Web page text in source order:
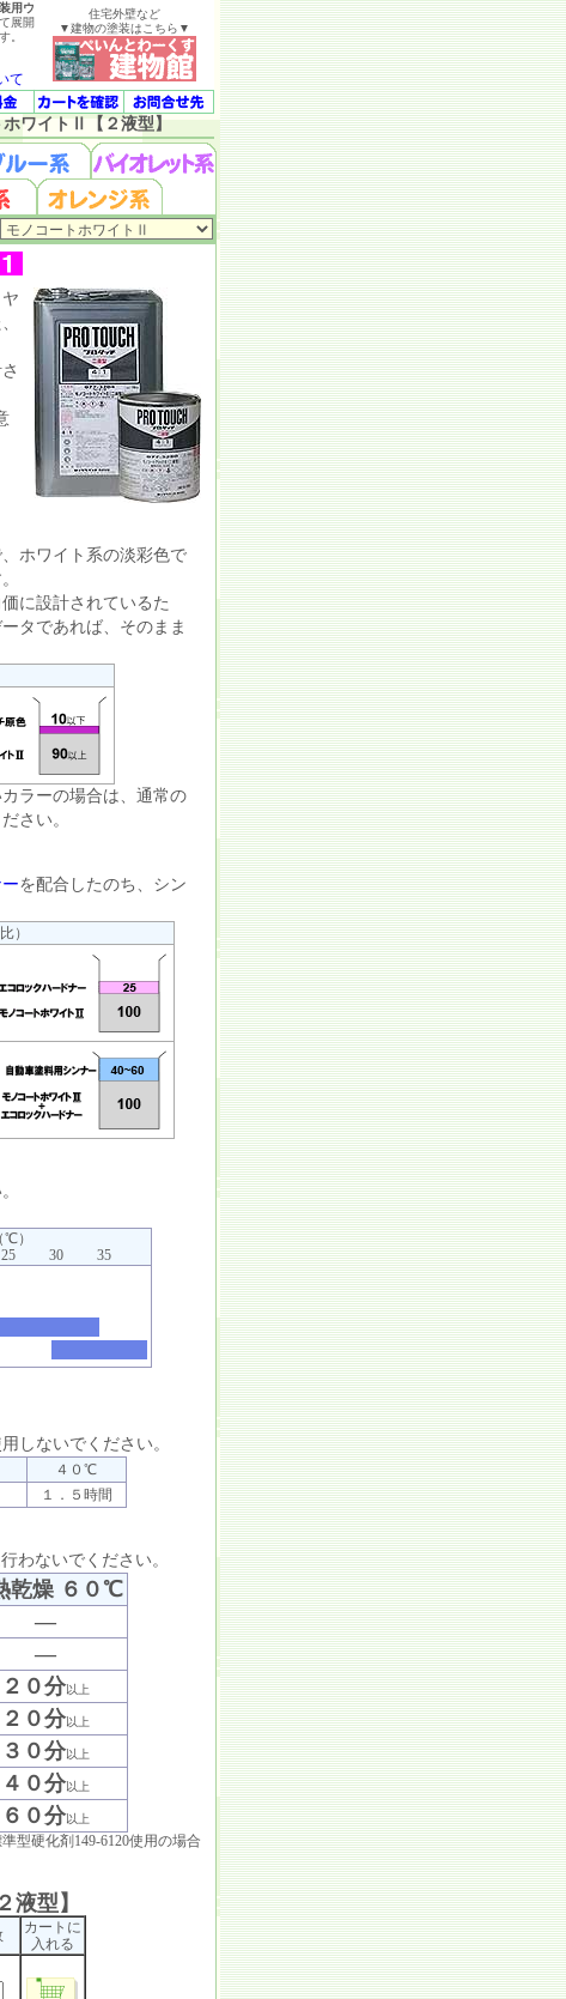
用ウ
展開
。
て
住宅外壁など
▼建物の塗装はこちら▼
ワイトⅡ【２液型】
ホワイト系の淡彩色で
に設計されているた
タであれば、そのまま
ラーの場合は、通常の
さい。
を配合したのち、シン
）
）
25 30 35
しないでください。
４０℃
１．５時間
わないでください。
乾燥 ６０℃
―
―
２０分以上
２０分以上
３０分以上
４０分以上
６０分以上
型硬化剤149-6120使用の場合
型】
カートに
入れる